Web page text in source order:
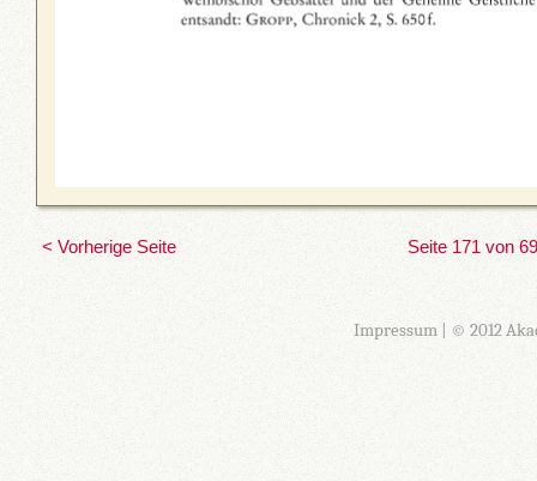
< Vorherige Seite Seite 171 von
Impressum| © 2012